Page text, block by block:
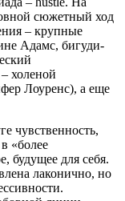
сюжетный ход
– крупные
Адамс, бигуди-
холеной
Лоуренс), а еще
чувственность,
«более
будущее для себя.
лаконично, но